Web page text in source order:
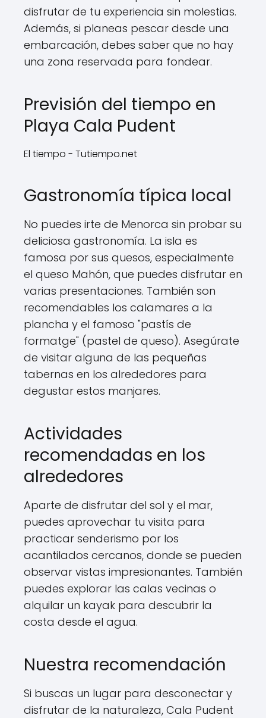
disfrutar de tu experiencia sin molestias.
Además, si planeas pescar desde una
embarcación, debes saber que no hay
una zona reservada para fondear.
Previsión del tiempo en
Playa Cala Pudent
El tiempo - Tutiempo.net
Gastronomía típica local
No puedes irte de Menorca sin probar su
deliciosa gastronomía. La isla es
famosa por sus quesos, especialmente
el queso Mahón, que puedes disfrutar en
varias presentaciones. También son
recomendables los calamares a la
plancha y el famoso "pastís de
formatge" (pastel de queso). Asegúrate
de visitar alguna de las pequeñas
tabernas en los alrededores para
degustar estos manjares.
Actividades
recomendadas en los
alrededores
Aparte de disfrutar del sol y el mar,
puedes aprovechar tu visita para
practicar senderismo por los
acantilados cercanos, donde se pueden
observar vistas impresionantes. También
puedes explorar las calas vecinas o
alquilar un kayak para descubrir la
costa desde el agua.
Nuestra recomendación
Si buscas un lugar para desconectar y
disfrutar de la naturaleza, Cala Pudent